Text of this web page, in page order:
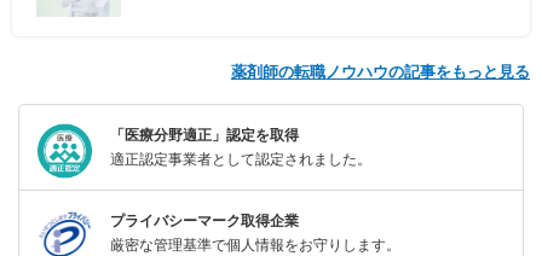
薬剤師の転職ノウハウの記事をもっと見る
「医療分野適正」認定を取得
適正認定事業者として認定されました。
プライバシーマーク取得企業
厳密な管理基準で個人情報をお守りします。